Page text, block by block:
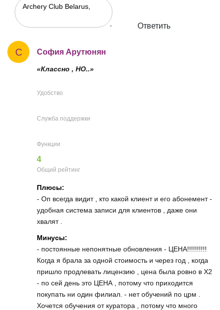
Ответить
С София Арутюнян
«Классно , НО..»
Удобство
Служба поддержки
Функции
4
Общий рейтинг
Плюсы:
- Оп всегда видит , кто какой клиент и его абонемент -
удобная система записи для клиентов , даже они
хвалят .
Минусы:
- постоянные непонятные обновления - ЦЕНА!!!!!!!!!!
Когда я брала за одной стоимость и через год , когда
пришло продлевать лицензию , цена была ровно в Х2
- по сей день это ЦЕНА , потому что приходится
покупать ни один филиал. - нет обучений по црм .
Хочется обучения от куратора , потому что много